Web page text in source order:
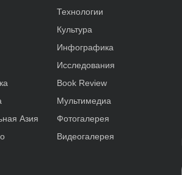
Азия
Технологии
Культура
Инфографика
Исследования
Book Review
Мультимедиа
Фотогалерея
Видеогалерея